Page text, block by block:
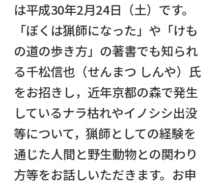
は平成30年2月24日（土）です。
「ぼくは猟師になった」や「けも
の道の歩き方」の著書でも知られ
る千松信也（せんまつ しんや）氏
をお招きし，近年京都の森で発生
しているナラ枯れやイノシシ出没
等について，猟師としての経験を
通じた人間と野生動物との関わり
方等をお話しいただきます。お申